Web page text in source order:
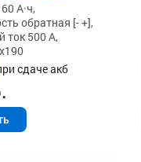
А·ч,
обратная [- +],
ток 500 А,
сдаче акб